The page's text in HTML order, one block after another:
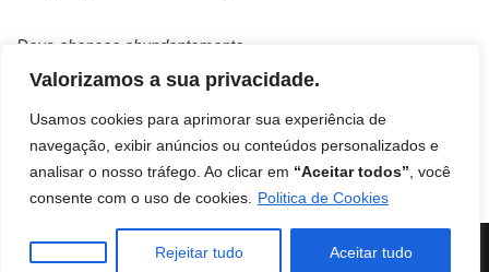
Valorizamos a sua privacidade.
Usamos cookies para aprimorar sua experiência de
navegação, exibir anúncios ou conteúdos personalizados e
analisar o nosso tráfego. Ao clicar em “Aceitar todos” , você
consente com o uso de cookies.
Politica de Cookies
Rejeitar tudo Aceitar tudo
Deus abençoe abundantemente
Início Contato Termos de uso
Disclaimer
Política de Privacidade
Livro: Insights Ocultos do Reino
Instituto Mentes de Sucesso | Burilli